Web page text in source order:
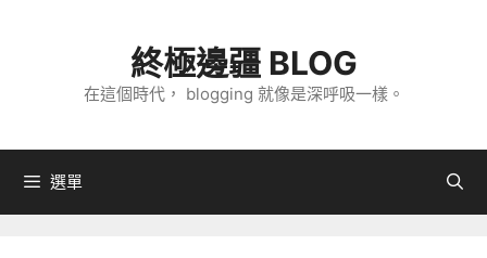
內
終極邊疆 BLOG
在這個時代， blogging 就像是深呼吸一樣。
選單